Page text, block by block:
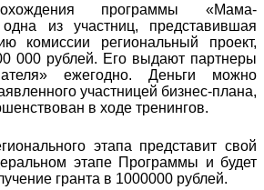
программы «Мама-
одна из участниц, представившая
комиссии региональный проект,
000 рублей. Его выдают партнеры
ежегодно. Деньги можно
участницей бизнес-плана,
в ходе тренингов.
этапа представит свой
этапе Программы и будет
гранта в 1000000 рублей.